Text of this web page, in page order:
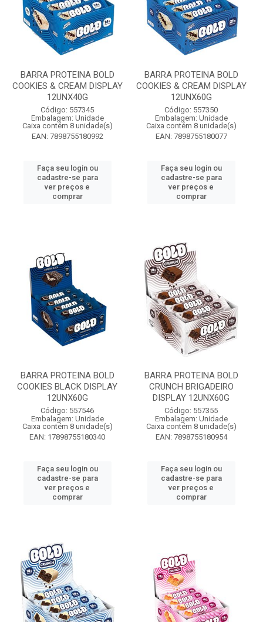
BARRA PROTEINA BOLD
COOKIES & CREAM DISPLAY
12UNX40G
Código: 557345
Embalagem: Unidade
Caixa contém 8 unidade(s)
EAN: 7898755180992
Faça seu login ou
cadastre-se para
ver preços e
comprar
BARRA PROTEINA BOLD
COOKIES & CREAM DISPLAY
12UNX60G
Código: 557350
Embalagem: Unidade
Caixa contém 8 unidade(s)
EAN: 7898755180077
Faça seu login ou
cadastre-se para
ver preços e
comprar
BARRA PROTEINA BOLD
COOKIES BLACK DISPLAY
12UNX60G
Código: 557546
Embalagem: Unidade
Caixa contém 8 unidade(s)
EAN: 17898755180340
Faça seu login ou
cadastre-se para
ver preços e
comprar
BARRA PROTEINA BOLD
CRUNCH BRIGADEIRO
DISPLAY 12UNX60G
Código: 557355
Embalagem: Unidade
Caixa contém 8 unidade(s)
EAN: 7898755180954
Faça seu login ou
cadastre-se para
ver preços e
comprar